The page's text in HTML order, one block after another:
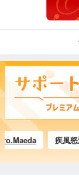
疾風怒濤